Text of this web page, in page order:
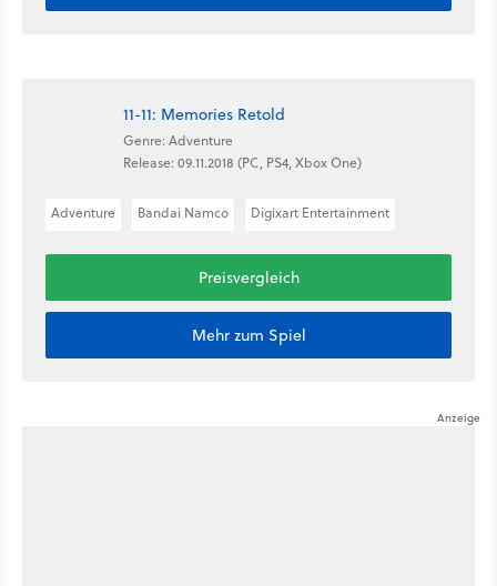
11-11: Memories Retold
Genre: Adventure
Release: 09.11.2018 (PC, PS4, Xbox One)
Adventure Bandai Namco Digixart Entertainment
Preisvergleich
Mehr zum Spiel